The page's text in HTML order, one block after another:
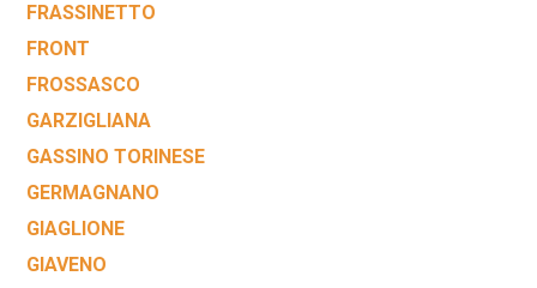
FRASSINETTO
FRONT
FROSSASCO
GARZIGLIANA
GASSINO TORINESE
GERMAGNANO
GIAGLIONE
GIAVENO